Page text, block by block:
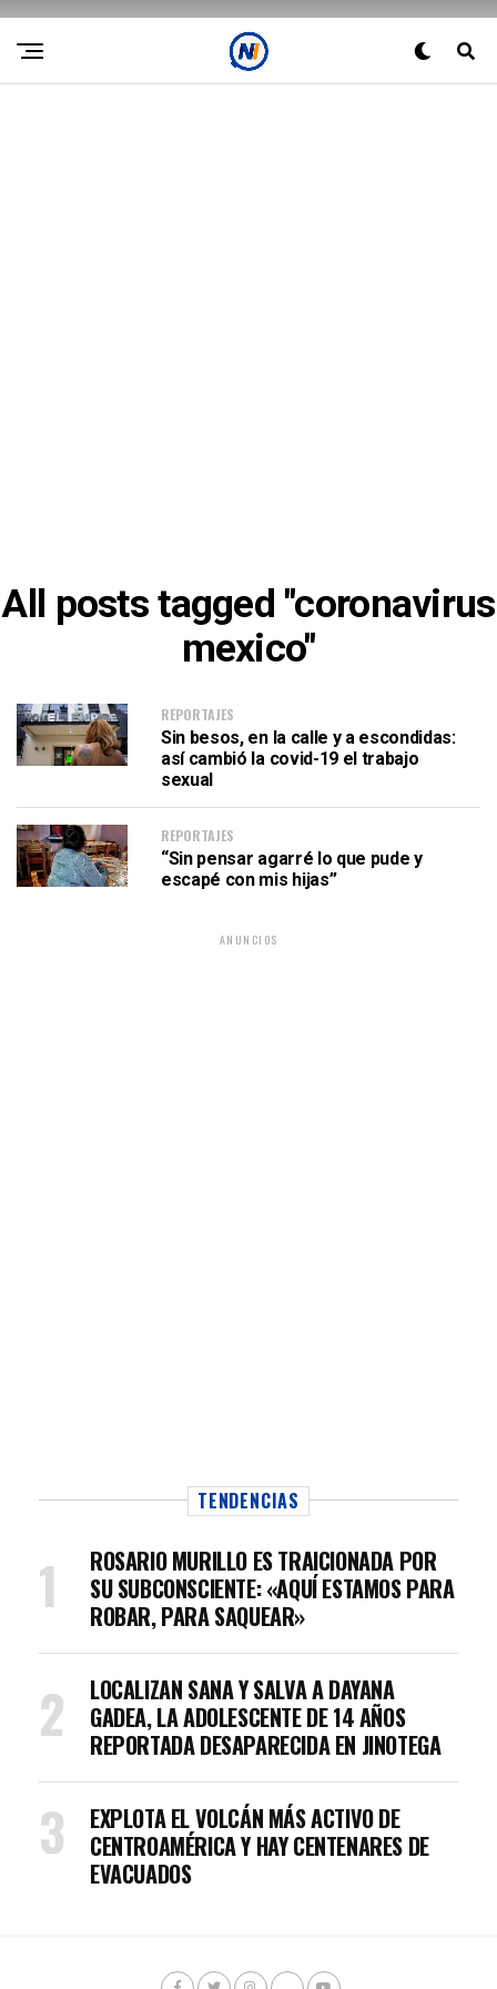
All posts tagged "coronavirus
mexico"
REPORTAJES
Sin besos, en la calle y a escondidas:
así cambió la covid-19 el trabajo
sexual
REPORTAJES
“Sin pensar agarré lo que pude y
escapé con mis hijas”
ANUNCIOS
TENDENCIAS
ROSARIO MURILLO ES TRAICIONADA POR
SU SUBCONSCIENTE: «AQUÍ ESTAMOS PARA
ROBAR, PARA SAQUEAR»
LOCALIZAN SANA Y SALVA A DAYANA
GADEA, LA ADOLESCENTE DE 14 AÑOS
REPORTADA DESAPARECIDA EN JINOTEGA
EXPLOTA EL VOLCÁN MÁS ACTIVO DE
CENTROAMÉRICA Y HAY CENTENARES DE
EVACUADOS